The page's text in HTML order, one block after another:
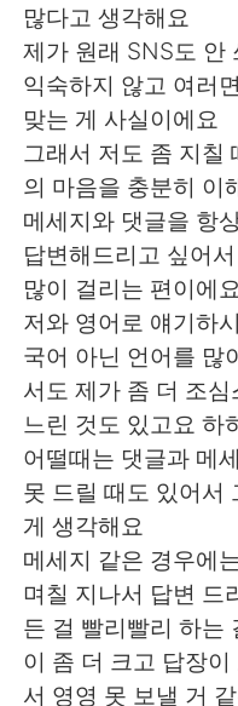
많다고 생각해요
제가 원래 SNS도 안
익숙하지 않고 여러
맞는 게 사실이에요
그래서 저도 좀 지칠
의 마음을 충분히 이
메세지와 댓글을 항
답변해드리고 싶어
많이 걸리는 편이에요
저와 영어로 얘기하
국어 아닌 언어를 많
서도 제가 좀 더 조
느린 것도 있고요 하
어떨때는 댓글과 메
못 드릴 때도 있어서
게 생각해요
메세지 같은 경우에
며칠 지나서 답변 드
든 걸 빨리빨리 하는
이 좀 더 크고 답장
서 영영 못 보낼 거